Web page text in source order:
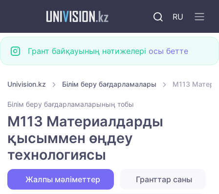
RU
Грант байқауының нәтижелері осы бетте
Univision.kz Білім беру бағдарламалары M113
Білім беру бағдарламаларының тобы
M113 Материалдарды
қысыммен өңдеу
технологиясы
Жалпы мәліметтер Гранттар саны